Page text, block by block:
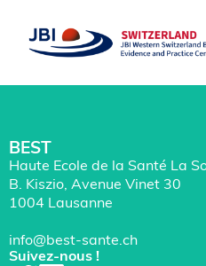
BEST
Haute Ecole de la Santé La
B. Kiszio, Avenue Vinet 30
1004 Lausanne
info@best-sante.ch
Suivez-nous !